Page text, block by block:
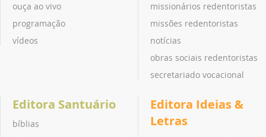
ouça ao vivo
programação
vídeos
missionários redentoristas
missões redentoristas
notícias
obras sociais redentoristas
secretariado vocacional
Editora Santuário
bíblias
Editora Ideias &
Letras